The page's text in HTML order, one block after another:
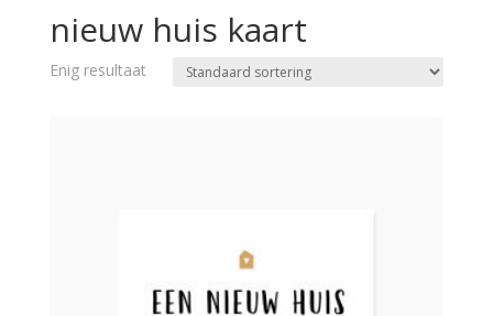
nieuw huis kaart
Enig resultaat